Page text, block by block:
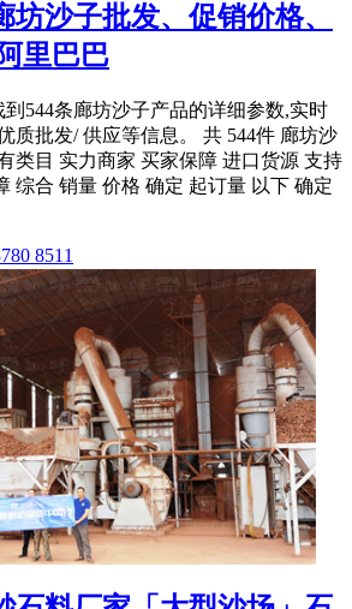
坊沙子批发、促销价格、
里巴巴
到544条廊坊沙子产品的详细参数,实时
质批发/ 供应等信息。 共 544件 廊坊沙
类目 实力商家 买家保障 进口货源 支持
综合 销量 价格 确定 起订量 以下 确定
8511